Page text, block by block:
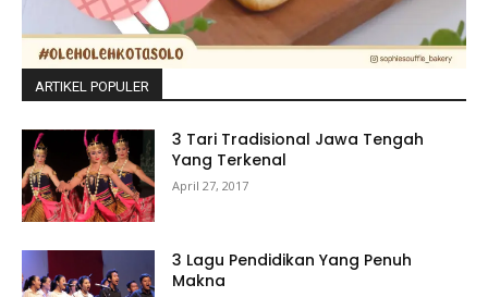
ARTIKEL POPULER
3 Tari Tradisional Jawa Tengah
Yang Terkenal
April 27, 2017
3 Lagu Pendidikan Yang Penuh
Makna